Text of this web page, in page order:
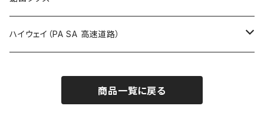
ROUTE 700～799号線
群馬県
Tシャツ
ハイウェイ（PA SA 高速道路）
商品一覧に戻る